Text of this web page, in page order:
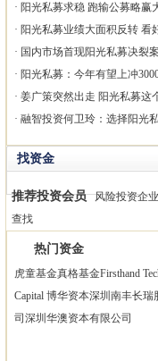
· 阳光私募求稳 跑输公募略赢
· 阳光私募业绩大面积反转 看
· 国内市场首现阳光私募决裂案
· 阳光私募：今年有望上冲
· 姜广策突然出走 阳光私募这
· 融智投资何卫玲：选择阳光
找资金
推荐投资会员 风险投资企业
查找
热门资金
虎童基金真格基金Firsthand
Capital 博华资本深圳南丰长瑞
司 深圳华澳资本有限公司